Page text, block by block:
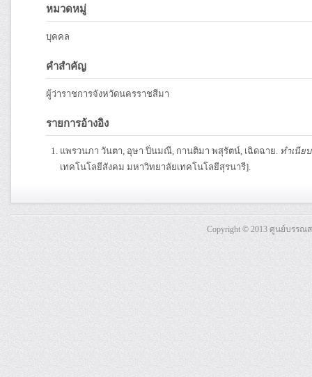
หมวดหมู่
บุคคล
คำสำคัญ
ผู้ว่าราชการจังหวัดนครราชสีมา
รายการอ้างอิง
แพรวนภา วันตา, อุษา ปิ่นมณี, กานติมา พสุรัตน์, เฉิดฉาย. ทำเนีย
เทคโนโลยีสังคม มหาวิทยาลัยเทคโนโลยีสุรนารี].
Copyright © 2013 ศูนย์บรร